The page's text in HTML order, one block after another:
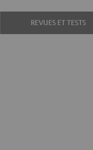
REVUES ET TESTS